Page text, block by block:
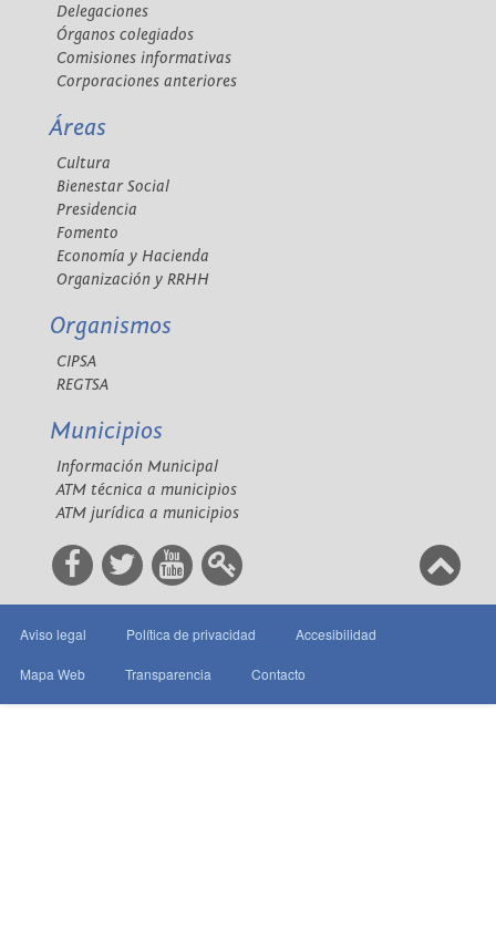
Delegaciones
Órganos colegiados
Comisiones informativas
Corporaciones anteriores
Áreas
Cultura
Bienestar Social
Presidencia
Fomento
Economía y Hacienda
Organización y RRHH
Organismos
CIPSA
REGTSA
Municipios
Información Municipal
ATM técnica a municipios
ATM jurídica a municipios
Aviso legal Política de privacidad Accesibilidad
Mapa Web Transparencia Contacto